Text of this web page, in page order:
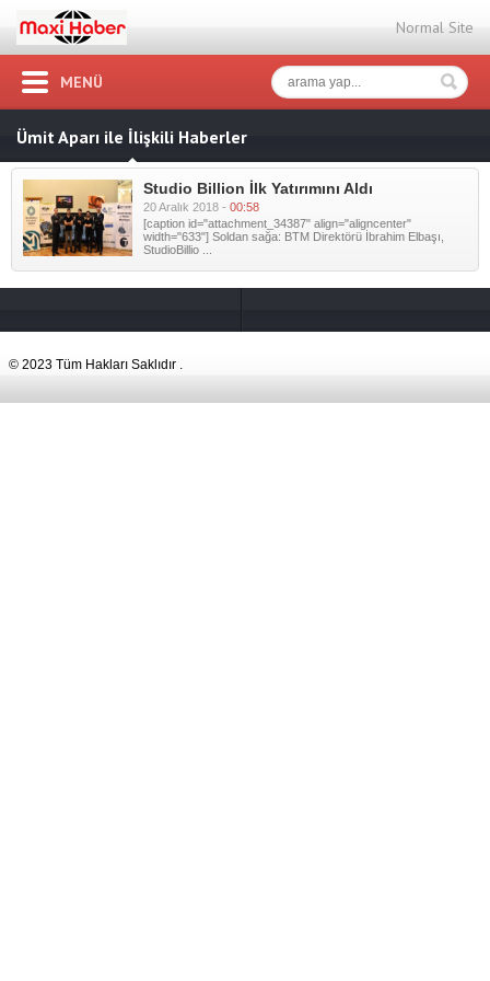
Normal Site
MENÜ
Ümit Aparı ile İlişkili Haberler
Studio Billion İlk Yatırımını Aldı
20 Aralık 2018 - 00:58
[caption id="attachment_34387" align="aligncenter"
width="633"] Soldan sağa: BTM Direktörü İbrahim Elbaşı,
StudioBillio ...
© 2023 Tüm Hakları Saklıdır .